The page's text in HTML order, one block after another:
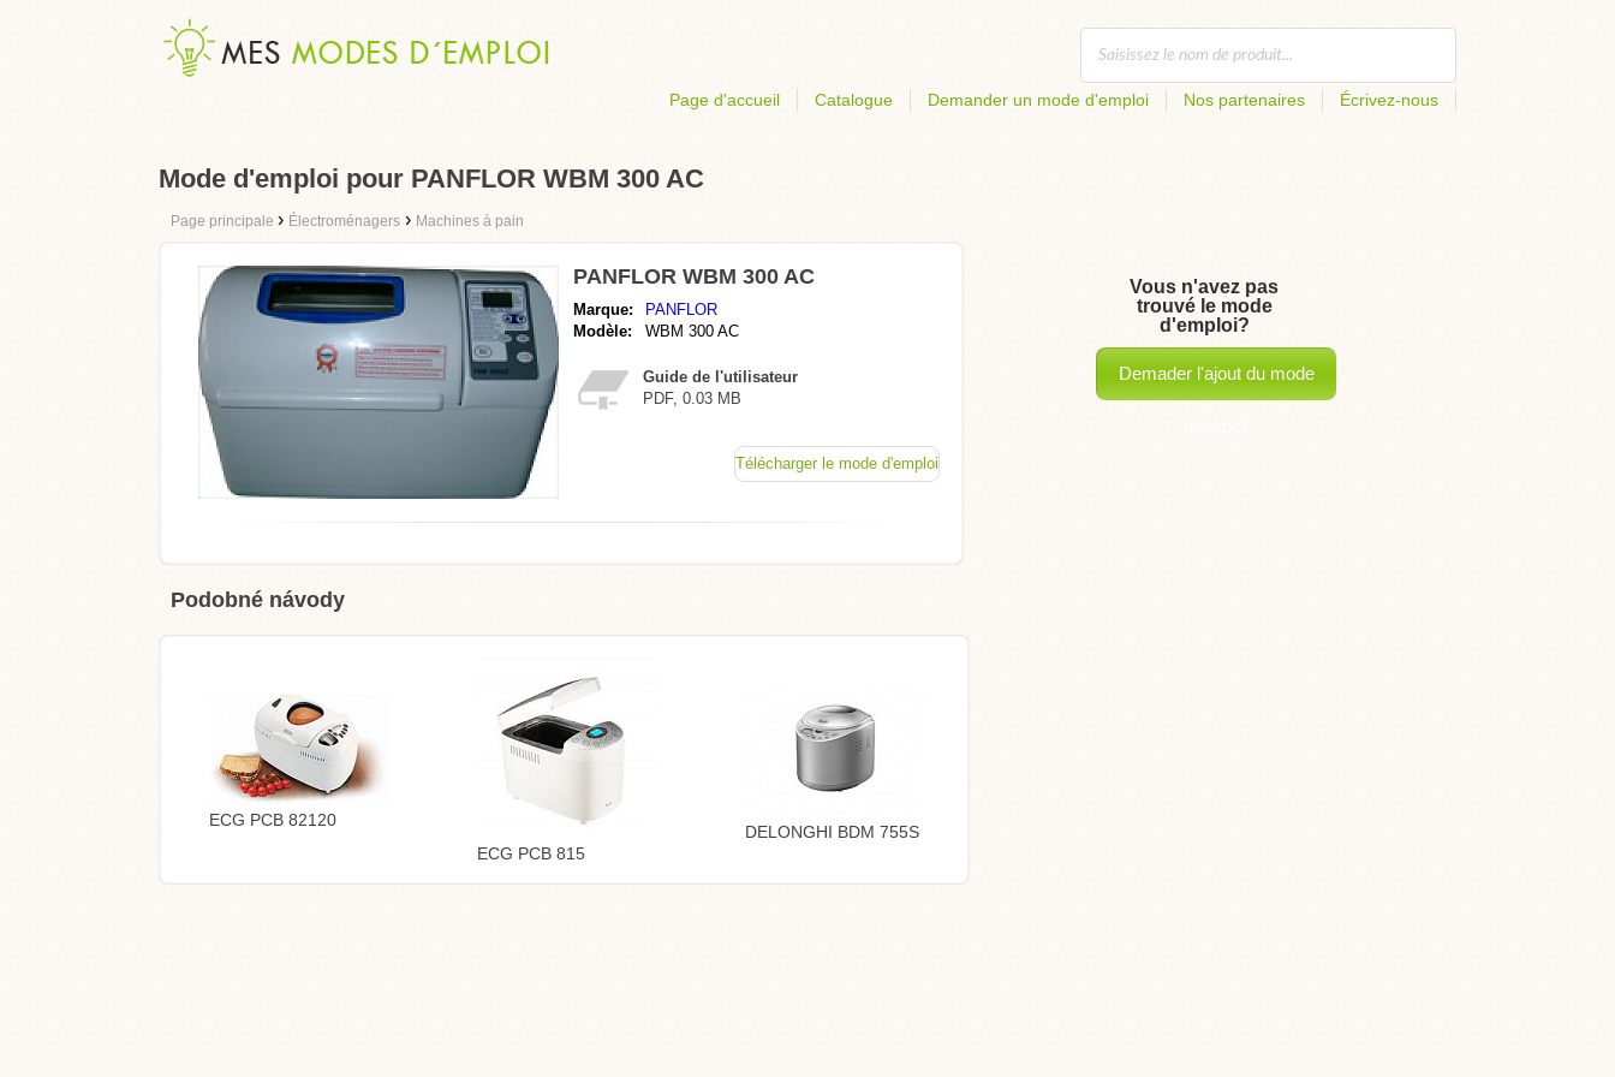
Page d'accueil Catalogue Demander un mode d'emploi Nos partenaires Écrivez-nous
Mode d'emploi pour PANFLOR WBM 300 AC
Page principale › Électroménagers › Machines à pain
PANFLOR WBM 300 AC
Marque:
PANFLOR
Modèle:
WBM 300 AC
Guide de l'utilisateur
PDF, 0.03 MB
Télécharger le mode d'emploi
Podobné návody
ECG PCB 82120
ECG PCB 815
DELONGHI BDM 755S
Vous n'avez pas
trouvé le mode
d'emploi?
Demader l'ajout du mode